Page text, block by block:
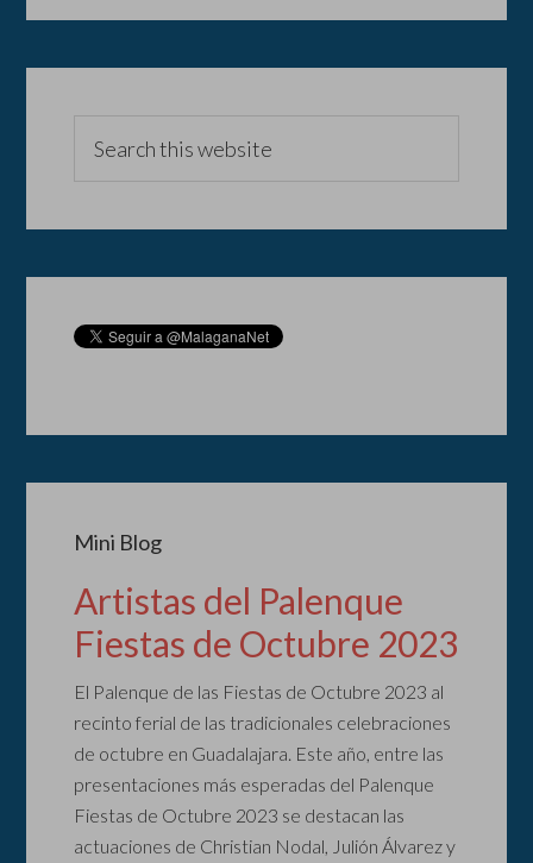
Mini Blog
Artistas del Palenque
Fiestas de Octubre 2023
El Palenque de las Fiestas de Octubre 2023 al
recinto ferial de las tradicionales celebraciones
de octubre en Guadalajara. Este año, entre las
presentaciones más esperadas del Palenque
Fiestas de Octubre 2023 se destacan las
actuaciones de Christian Nodal, Julión Álvarez y